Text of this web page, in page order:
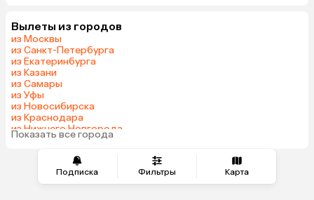
Подписка Фильтры Карта
Вылеты из городов
из Москвы
из Санкт-Петербурга
из Екатеринбурга
из Казани
из Самары
из Уфы
из Новосибирска
из Краснодара
из Нижнего Новгорода
из Перми
Показать все города